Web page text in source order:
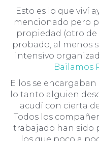
Esto es lo que viví
mencionado pero
propiedad (otro de
probado, al menos
intensivo
Bailamos
Ellos se
lo tanto alguien
acudí con cierta
Todos los
trabajado han sido
los que poco a